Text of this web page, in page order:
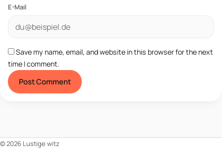
E-Mail
Save my name, email, and website in this browser for the next
time I comment.
© 2026 Lustige witz